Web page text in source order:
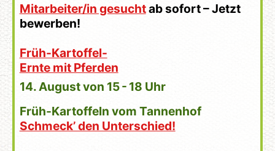
Mitarbeiter/in gesuchtab sofort – Jetzt
bewerben!
Früh-Kartoffel-
Ernte mit Pferden
14. August von 15 - 18 Uhr
Früh-Kartoffeln vom Tannenhof
Schmeck’ den Unterschied!